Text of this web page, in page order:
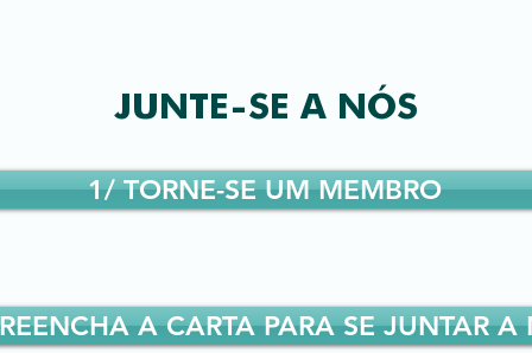
JUNTE-SE A NÓS
1/ TORNE-SE UM MEMBRO
A CARTA PARA SE JUNTAR A